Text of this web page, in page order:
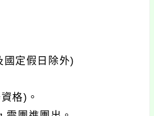
定假日除外)
格)。